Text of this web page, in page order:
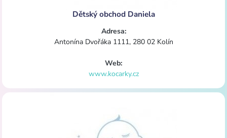
Dětský obchod Daniela
Adresa:
Antonína Dvořáka 1111, 280 02 Kolín
Web:
www.kocarky.cz